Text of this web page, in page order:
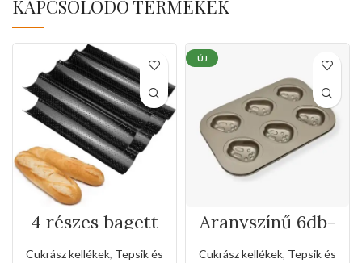
KAPCSOLÓDÓ TERMÉKEK
4 részes bagett
Cukrász kellékek, Tepsik és
ÚJ
Aranyszínű 6db-
os nyuszi formájú
tepsi
Cukrász kellékek, Tepsik és